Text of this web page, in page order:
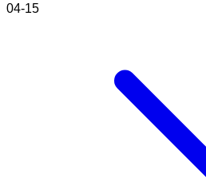
04-15